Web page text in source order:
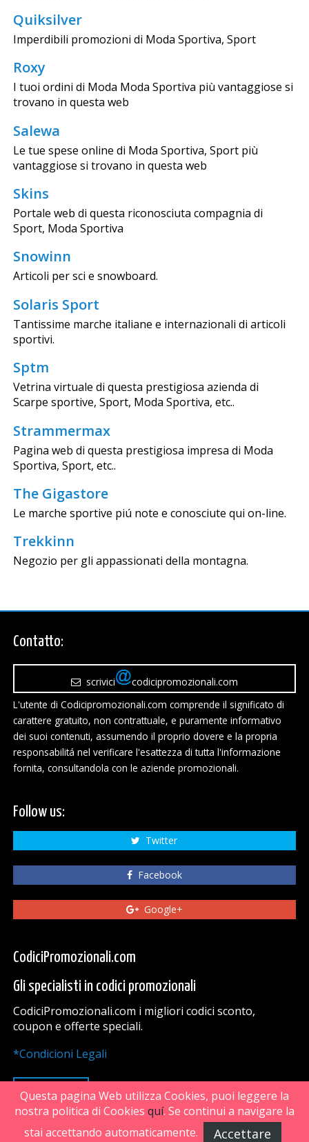
Quiksilver
Imperdibili promozioni di Moda Sportiva, Sport
Roxy
I tuoi ordini di Moda Moda Sportiva più vantaggiose si
trovano in questa web
Salewa
Le tue spese online di Moda Sportiva, Sport più
vantaggiose si trovano in questa web
Skins
Portale web di questa riconosciuta compagnia di
Sport, Moda Sportiva
Snowinn
Articoli per sci e snowboard.
Solaris Sport
Tantissime marche italiane e internazionali di articoli
sportivi.
Sptm
Vetrina virtuale di questa prestigiosa azienda di
Scarpe sportive, Sport, Moda Sportiva, etc..
Strammermax
Pagina web di questa prestigiosa impresa di Moda
Sportiva, Sport, etc..
The Gigastore
Le marche sportive piú note e conosciute qui on-line.
Trekkinn
Negozio per gli appassionati della montagna.
Contatto:
scrivici
codicipromozionali.com
L'utente di Codicipromozionali.com comprende il significato di
carattere gratuito, non contrattuale, e puramente informativo
dei suoi contenuti, assumendo il proprio dovere e la propria
responsabilitá nel verificare l'esattezza di tutta l'informazione
fornita, consultandola con le aziende promozionali.
Follow us:
Twitter
Facebook
Google+
CodiciPromozionali.com
Gli specialisti in codici promozionali
CodiciPromozionali.com i migliori codici sconto,
coupon e offerte speciali.
*Condicioni Legali
VAI SU
FiveDoors Network 2018
Questa pagina Web utilizza Cookies, puoi leggere la
nostra politica di Cookies quí. Se continui a navigare la
stai accettando automaticamente.
Accettare